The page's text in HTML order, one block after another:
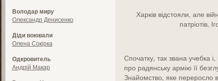
Володар миру
Олександр Денисенко
Діди воювали
Олена Сокірка
Одкровитель
Андрій Макар
Харків відстояли, але
патріотів,
Спочатку, так звана учебка
про радянську армію її
Знайомство, яке